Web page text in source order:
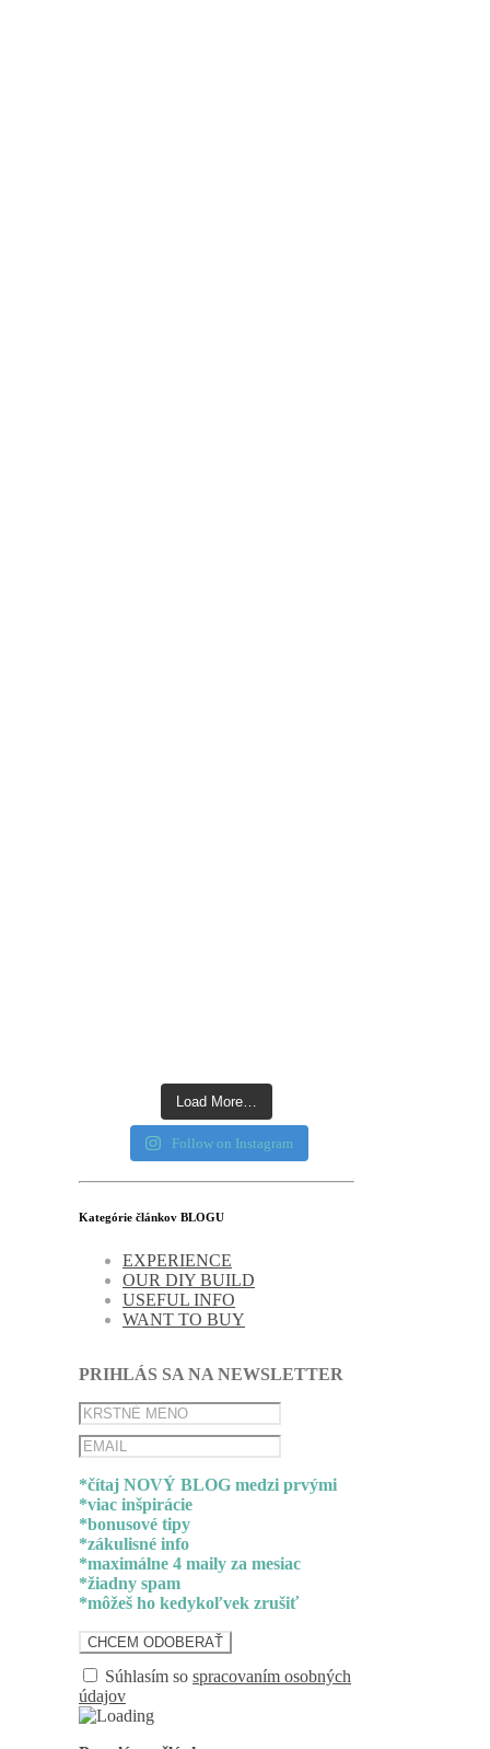
Load More…
Follow on Instagram
Kategórie článkov BLOGU
EXPERIENCE
OUR DIY BUILD
USEFUL INFO
WANT TO BUY
PRIHLÁS SA NA NEWSLETTER
*čítaj NOVÝ BLOG medzi prvými
*viac inšpirácie
*bonusové tipy
*zákulisné info
*maximálne 4 maily za mesiac
*žiadny spam
*môžeš ho kedykoľvek zrušiť
Súhlasím so spracovaním osobných
údajov